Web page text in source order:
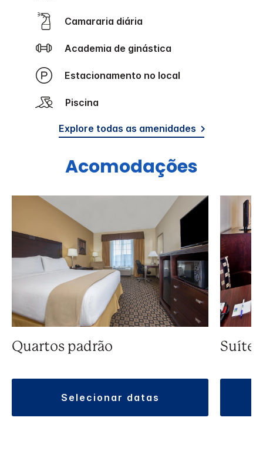
Camararia diária
Academia de ginástica
Estacionamento no local
Piscina
Explore todas as amenidades
Acomodações
Quartos padrão
selecionar datas
Suíte